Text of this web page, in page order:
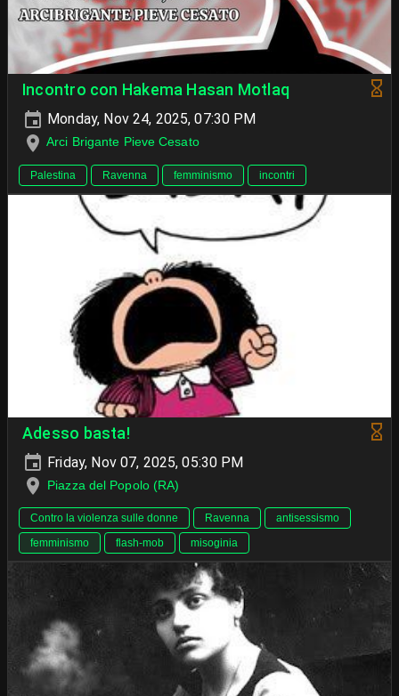
Incontro con Hakema Hasan Motlaq
Monday, Nov 24, 2025, 07:30 PM
Arci Brigante Pieve Cesato
Palestina Ravenna femminismo incontri
Adesso basta!
Friday, Nov 07, 2025, 05:30 PM
Piazza del Popolo (RA)
Contro la violenza sulle donne Ravenna
antisessismo
femminismo
flash-mob misoginia